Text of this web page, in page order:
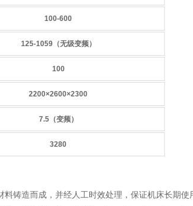
100-600
125-1059（无级变频）
100
2200×2600×2300
7.5（变频）
3280
铸造而成，并经人工时效处理，保证机床长期使